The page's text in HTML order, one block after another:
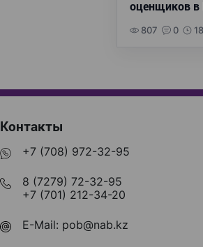
оценщиков в
807 0
Контакты
+7 (708) 972-32-95
8 (7279) 72-32-95
+7 (701) 212-34-20
E-Mail: pob@nab.kz